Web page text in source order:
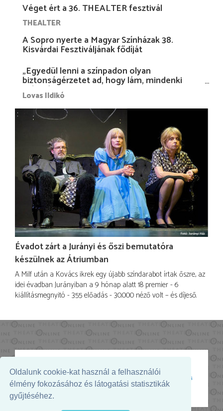
Oldalunk cookie-kat használ a felhasználói
élmény fokozásához és látogatási statisztikák
gyűjtéséhez.
Véget ért a 36. THEALTER fesztivál
THEALTER
A Sopro nyerte a Magyar Színházak 38.
Kisvárdai Fesztiváljának fődíját
„Egyedül lenni a színpadon olyan
biztonságérzetet ad, hogy lám, mindenki
más nélkül is megvagyok magammal…”
Lovas Ildikó
Évadot zárt a Jurányi és őszi bemutatóra
készülnek az Átriumban
A Milf után a Kovács ikrek egy újabb színdarabot írtak őszre, az
idei évadban Jurányiban a 9 hónap alatt 18 premier - 6
kiállításmegnyitó - 355 előadás - 30.000 néző volt – és díjeső.
Az oldal megjelenését támogatja: